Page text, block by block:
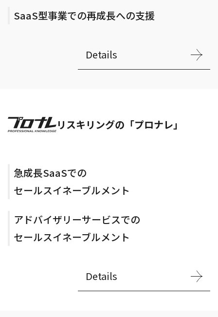
SaaS型事業での再成長への支援
Details
リスキリングの「プロナレ」
急成長SaaSでの
セールスイネーブルメント
アドバイザリーサービスでの
セールスイネーブルメント
Details